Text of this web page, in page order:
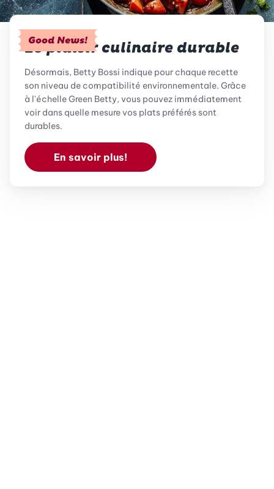
Good News!
Le plaisir culinaire durable
Désormais, Betty Bossi indique pour chaque recette
son niveau de compatibilité environnementale. Grâce
à l'échelle Green Betty, vous pouvez immédiatement
voir dans quelle mesure vos plats préférés sont
durables.
En savoir plus!